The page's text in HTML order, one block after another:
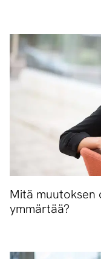
Mitä muutoksen
ymmärtää?